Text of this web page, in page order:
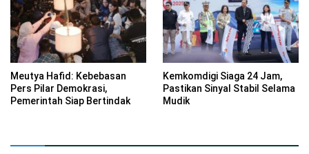
Meutya Hafid: Kebebasan
Pers Pilar Demokrasi,
Pemerintah Siap Bertindak
Kemkomdigi Siaga 24 Jam,
Pastikan Sinyal Stabil Selama
Mudik